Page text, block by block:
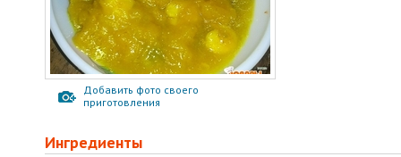
Добавить фото своего
приготовления
Ингредиенты